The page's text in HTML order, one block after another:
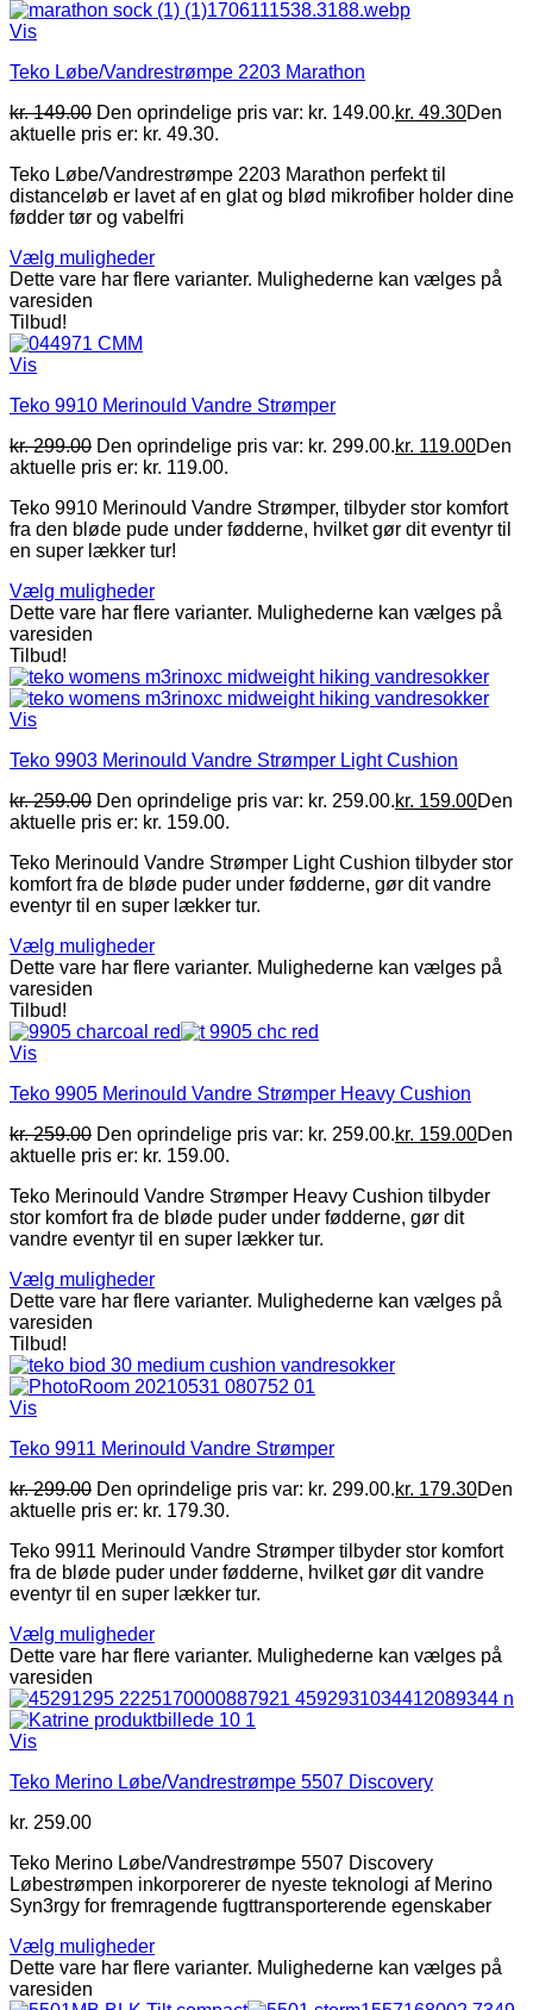
Vis
Teko Løbe/Vandrestrømpe 2203 Marathon
kr.149.00 Den oprindelige pris var: kr. 149.00.kr. 49.30Den
aktuelle pris er: kr. 49.30.
Teko Løbe/Vandrestrømpe 2203 Marathon perfekt til
distanceløb er lavet af en glat og blød mikrofiber holder dine
fødder tør og vabelfri
Vælg muligheder
Dette vare har flere varianter. Mulighederne kan vælges på
varesiden
Tilbud!
Vis
Teko 9910 Merinould Vandre Strømper
kr.299.00 Den oprindelige pris var: kr. 299.00.kr. 119.00Den
aktuelle pris er: kr. 119.00.
Teko 9910 Merinould Vandre Strømper, tilbyder stor komfort
fra den bløde pude under fødderne, hvilket gør dit eventyr til
en super lækker tur!
Vælg muligheder
Dette vare har flere varianter. Mulighederne kan vælges på
varesiden
Tilbud!
Vis
Teko 9903 Merinould Vandre Strømper Light Cushion
kr.259.00 Den oprindelige pris var: kr. 259.00.kr. 159.00Den
aktuelle pris er: kr. 159.00.
Teko Merinould Vandre Strømper Light Cushion tilbyder stor
komfort fra de bløde puder under fødderne, gør dit vandre
eventyr til en super lækker tur.
Vælg muligheder
Dette vare har flere varianter. Mulighederne kan vælges på
varesiden
Tilbud!
Vis
Teko 9905 Merinould Vandre Strømper Heavy Cushion
kr.259.00 Den oprindelige pris var: kr. 259.00.kr. 159.00Den
aktuelle pris er: kr. 159.00.
Teko Merinould Vandre Strømper Heavy Cushion tilbyder
stor komfort fra de bløde puder under fødderne, gør dit
vandre eventyr til en super lækker tur.
Vælg muligheder
Dette vare har flere varianter. Mulighederne kan vælges på
varesiden
Tilbud!
Vis
Teko 9911 Merinould Vandre Strømper
kr.299.00 Den oprindelige pris var: kr. 299.00.kr. 179.30Den
aktuelle pris er: kr. 179.30.
Teko 9911 Merinould Vandre Strømper tilbyder stor komfort
fra de bløde puder under fødderne, hvilket gør dit vandre
eventyr til en super lækker tur.
Vælg muligheder
Dette vare har flere varianter. Mulighederne kan vælges på
varesiden
Vis
Teko Merino Løbe/Vandrestrømpe 5507 Discovery
kr. 259.00
Teko Merino Løbe/Vandrestrømpe 5507 Discovery
Løbestrømpen inkorporerer de nyeste teknologi af Merino
Syn3rgy for fremragende fugttransporterende egenskaber
Vælg muligheder
Dette vare har flere varianter. Mulighederne kan vælges på
varesiden